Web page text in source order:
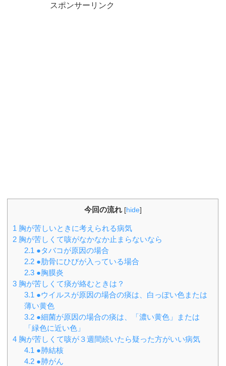
スポンサーリンク
今回の流れ [hide]
1 胸が苦しいときに考えられる病気
2 胸が苦しくて咳がなかなか止まらないなら
2.1 ●タバコが原因の場合
2.2 ●肋骨にひびが入っている場合
2.3 ●胸膜炎
3 胸が苦しくて痰が絡むときは？
3.1 ●ウイルスが原因の場合の痰は、白っぽい色または
薄い黄色
3.2 ●細菌が原因の場合の痰は、「濃い黄色」または
「緑色に近い色」
4 胸が苦しくて咳が３週間続いたら疑った方がいい病気
4.1 ●肺結核
4.2 ●肺がん